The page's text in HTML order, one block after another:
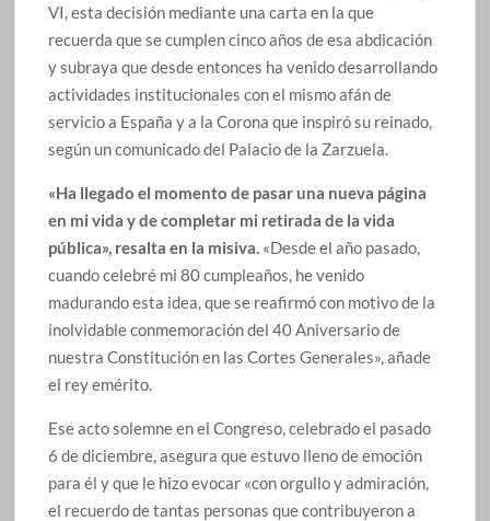
VI, esta decisión mediante una carta en la que
recuerda que se cumplen cinco años de esa abdicación
y subraya que desde entonces ha venido desarrollando
actividades institucionales con el mismo afán de
servicio a España y a la Corona que inspiró su reinado,
según un comunicado del Palacio de la Zarzuela.
«Ha llegado el momento de pasar una nueva página
en mi vida y de completar mi retirada de la vida
pública», resalta en la misiva. «Desde el año pasado,
cuando celebré mi 80 cumpleaños, he venido
madurando esta idea, que se reafirmó con motivo de la
inolvidable conmemoración del 40 Aniversario de
nuestra Constitución en las Cortes Generales», añade
el rey emérito.
Ese acto solemne en el Congreso, celebrado el pasado
6 de diciembre, asegura que estuvo lleno de emoción
para él y que le hizo evocar «con orgullo y admiración,
el recuerdo de tantas personas que contribuyeron a